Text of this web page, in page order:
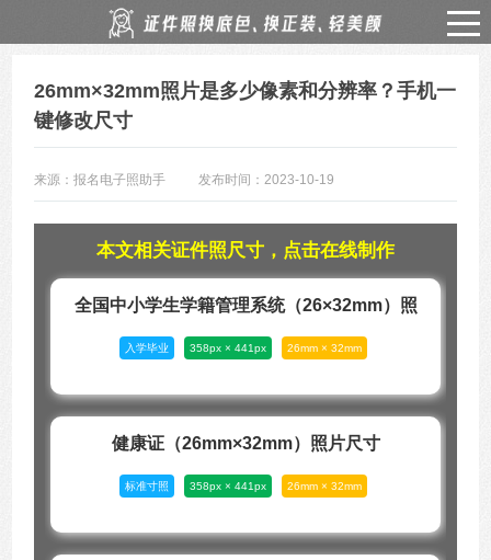
26mm×32mm照片是多少像素和分辨率？手机一
键修改尺寸
来源：报名电子照助手 发布时间：2023-10-19
本文相关证件照尺寸，点击在线制作
全国中小学生学籍管理系统（26×32mm）照
片尺寸
入学毕业 358px × 441px 26mm × 32mm
健康证（26mm×32mm）照片尺寸
标准寸照 358px × 441px 26mm × 32mm